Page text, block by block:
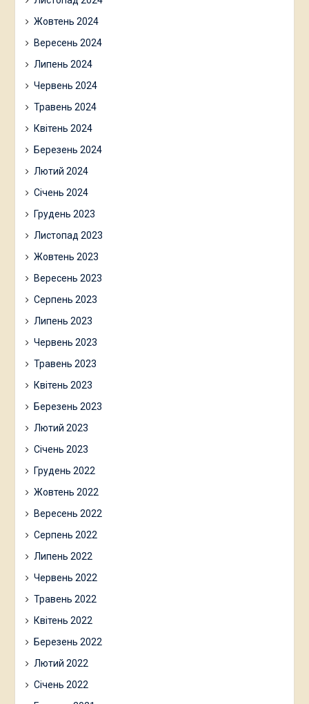
Жовтень 2024
Вересень 2024
Липень 2024
Червень 2024
Травень 2024
Квітень 2024
Березень 2024
Лютий 2024
Січень 2024
Грудень 2023
Листопад 2023
Жовтень 2023
Вересень 2023
Серпень 2023
Липень 2023
Червень 2023
Травень 2023
Квітень 2023
Березень 2023
Лютий 2023
Січень 2023
Грудень 2022
Жовтень 2022
Вересень 2022
Серпень 2022
Липень 2022
Червень 2022
Травень 2022
Квітень 2022
Березень 2022
Лютий 2022
Січень 2022